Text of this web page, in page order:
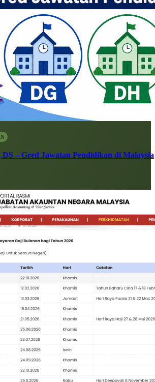
DS – Gred Jawatan Pendidikan di Malaysia